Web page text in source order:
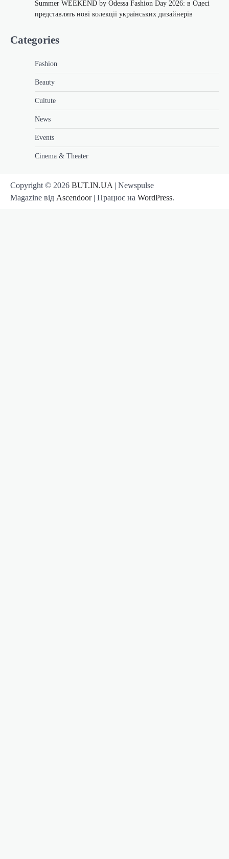
Summer WEEKEND by Odessa Fashion Day 2026: в Одесі
представлять нові колекції українських дизайнерів
Categories
Fashion
Beauty
Cultute
News
Events
Cinema & Theater
Copyright © 2026 BUT.IN.UA | Newspulse
Magazine від Ascendoor| Працює на WordPress.